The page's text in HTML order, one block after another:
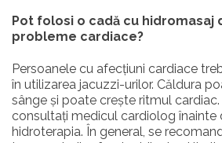
Pot folosi o cadă cu hidromasaj
probleme cardiace?
Persoanele cu afecțiuni cardiace
în utilizarea jacuzzi-urilor. Căldura
sânge și poate crește ritmul
consultați medicul cardiolog înainte
hidroterapia. În general, se